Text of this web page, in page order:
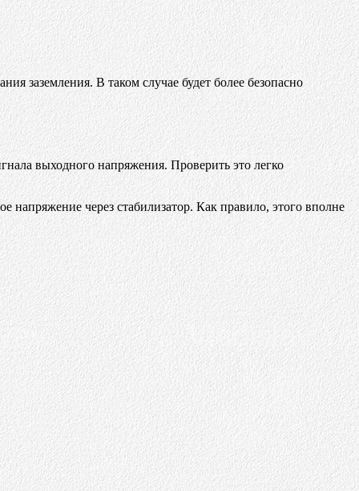
заземления. В таком случае будет более безопасно
выходного напряжения. Проверить это легко
напряжение через стабилизатор. Как правило, этого вполне